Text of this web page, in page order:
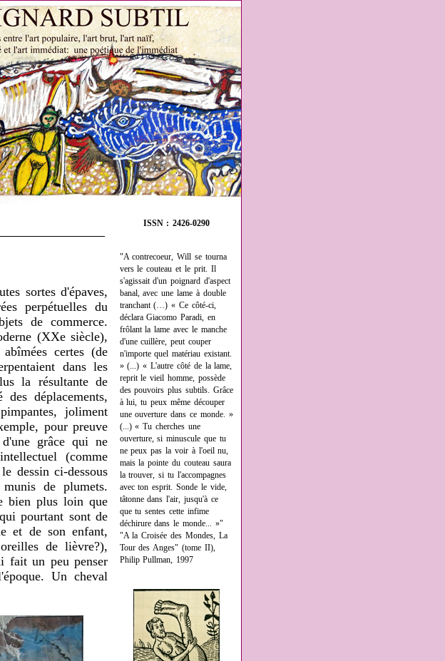
ISSN : 2426-0290
"A contrecoeur, Will se tourna
vers le couteau et le prit. Il
s'agissait d'un poignard d'aspect
banal, avec une lame à double
tranchant (…) « Ce côté-ci,
déclara Giacomo Paradi, en
frôlant la lame avec le manche
d'une cuillère, peut couper
n'importe quel matériau existant.
» (...) « L'autre côté de la lame,
reprit le vieil homme, possède
des pouvoirs plus subtils. Grâce
à lui, tu peux même découper
une ouverture dans ce monde. »
(...) « Tu cherches une
ouverture, si minuscule que tu
ne peux pas la voir à l'oeil nu,
mais la pointe du couteau saura
la trouver, si tu l'accompagnes
avec ton esprit. Sonde le vide,
tâtonne dans l'air, jusqu'à ce
que tu sentes cette infime
déchirure dans le monde... »"
"A la Croisée des Mondes, La
Tour des Anges" (tome II),
Philip Pullman, 1997
sortes d'épaves,
perpétuelles du
de commerce.
(XXe siècle),
certes (de
dans les
la résultante de
déplacements,
joliment
pour preuve
grâce qui ne
(comme
dessin ci-dessous
de plumets.
bien plus loin que
pourtant sont de
et de son enfant,
de lièvre?),
fait un peu penser
Un cheval